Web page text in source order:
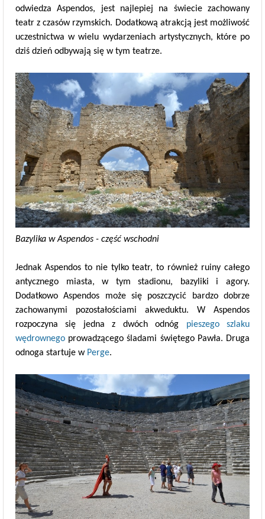
odwiedza Aspendos, jest najlepiej na świecie zachowany
teatr z czasów rzymskich. Dodatkową atrakcją jest możliwość
uczestnictwa w wielu wydarzeniach artystycznych, które po
dziś dzień odbywają się w tym teatrze.
Bazylika w Aspendos - część wschodni
Jednak Aspendos to nie tylko teatr, to również ruiny całego
antycznego miasta, w tym stadionu, bazyliki i agory.
Dodatkowo Aspendos może się poszczycić bardzo dobrze
zachowanymi pozostałościami akweduktu. W Aspendos
rozpoczyna się jedna z dwóch odnóg pieszego szlaku
wędrownego prowadzącego śladami świętego Pawła. Druga
odnoga startuje w Perge.